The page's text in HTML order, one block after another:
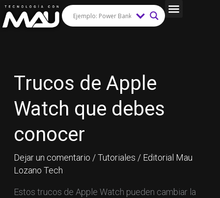
Ir
al
contenido
Trucos de Apple
Watch que debes
conocer
Dejar un comentario /Tutoriales / Editorial Mau
Lozano Tech
Estos trucos de Apple Watch pueden cambiar la
Apple
Watch
que
debes